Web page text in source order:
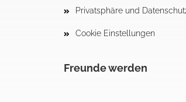
Privatsphäre und
Cookie Einstellungen
Freunde werden